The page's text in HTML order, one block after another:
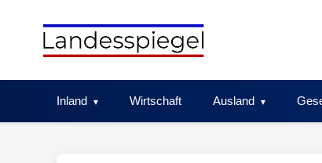
Inland Wirtschaft Ausland